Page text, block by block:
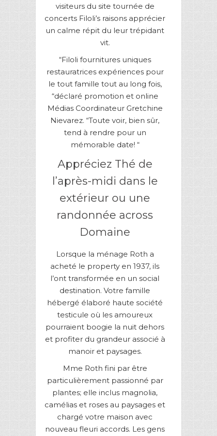
visiteurs du site tournée de
concerts Filoli’s raisons apprécier
un calme répit du leur trépidant
vit.
“Filoli fournitures uniques
restauratrices expériences pour
le tout famille tout au long fois,
“déclaré promotion et online
Médias Coordinateur Gretchine
Nievarez. “Toute voir, bien sûr,
tend à rendre pour un
mémorable date! “
Appréciez Thé de
l’après-midi dans le
extérieur ou une
randonnée across
Domaine
Lorsque la ménage Roth a
acheté le property en 1937, ils
l’ont transformée en un social
destination. Votre famille
hébergé élaboré haute société
testicule où les amoureux
pourraient boogie la nuit dehors
et profiter du grandeur associé à
manoir et paysages.
Mme Roth fini par être
particulièrement passionné par
plantes; elle inclus magnolia,
camélias et roses au paysages et
chargé votre maison avec
nouveau fleuri accords. Les gens